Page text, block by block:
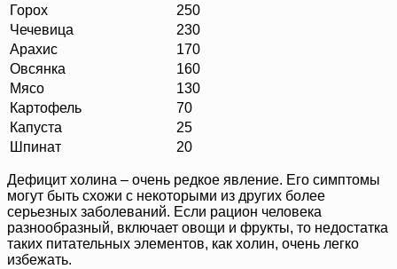
Горох
250
Чечевица
230
Арахис
170
Овсянка
160
Мясо
130
Картофель
70
Капуста
25
Шпинат
20
Дефицит холина – очень редкое явление. Его симптомы
могут быть схожи с некоторыми из других более
серьезных заболеваний. Если рацион человека
разнообразный, включает овощи и фрукты, то недостатка
таких питательных элементов, как холин, очень легко
избежать.